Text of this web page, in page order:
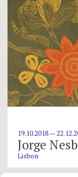
19.10.2018 —
Jorge
Lisbon